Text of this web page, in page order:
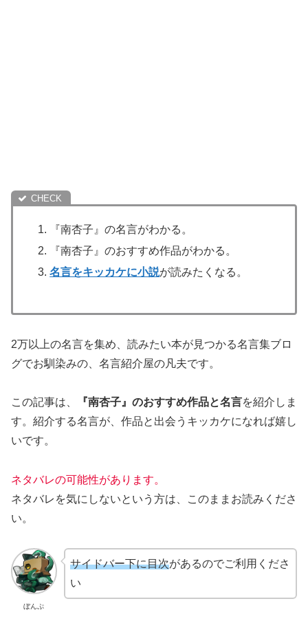
『南杏子』の名言がわかる。
『南杏子』のおすすめ作品がわかる。
名言をキッカケに小説が読みたくなる。
2万以上の名言を集め、読みたい本が見つかる名言集ブロ
グでお馴染みの、名言紹介屋の凡夫です。
この記事は、 『南杏子』のおすすめ作品と名言を紹介しま
す。 紹介する名言が、作品と出会うキッカケになれば嬉し
いです。
ネタバレの可能性があります。
ネタバレを気にしないという方は、このままお読みくださ
い。
ぼんぷ
サイドバー下に目次があるのでご利用くださ
い